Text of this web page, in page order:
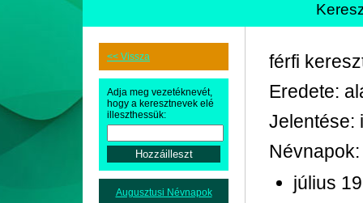
<< Vissza
Adja meg vezetéknevét,
hogy a keresztnevek elé
illeszthessük:
Augusztusi Névnapok
férfi
Eredete:
Jelentése:
Névnapok:
július 19